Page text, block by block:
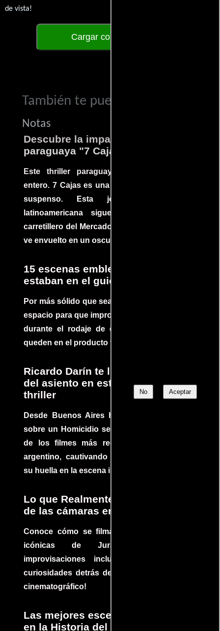
No Aceptar
de vista!
Cargar comentarios
También te puede interesar...
Notas
Descubre la impactante película
paraguaya "7 Cajas"
Este thriller paraguayo cautivó al mundo
entero. 7 Cajas es una explosión de acción y
suspenso. Esta joya cinematográfica
latinoamericana sigue la historia de un
carretillero del Mercado 4 de Asunción que se
ve envuelto en un oscuro mundo de crimen
15 escenas emblemáticas que no
estaban en el guion
Por más sólido que sea un guión siempre hay
espacio para que improvisaciones que se dan
durante el rodaje de determinadas escenas
queden en el producto final.
Ricardo Darín te llevará al borde
del asiento en este increíble
thriller
Desde Buenos Aires hasta el mundo, Tesis
sobre un Homicidio se ha convertido en uno
de los filmes más recomendados del cine
argentino, cautivando audiencias y dejando
su huella en la escena internacional.
Lo que Realmente Sucedió detrás
de las cámaras en Jurassic Park
Conoce cómo se filmaron algunas escenas
icónicas de Jurassic Park, con
improvisaciones incluidas. ¡Descubre las
curiosidades detrás del rodaje de un clásico
cinematográfico!
Las mejores escenas de acción
en la Historia del cine